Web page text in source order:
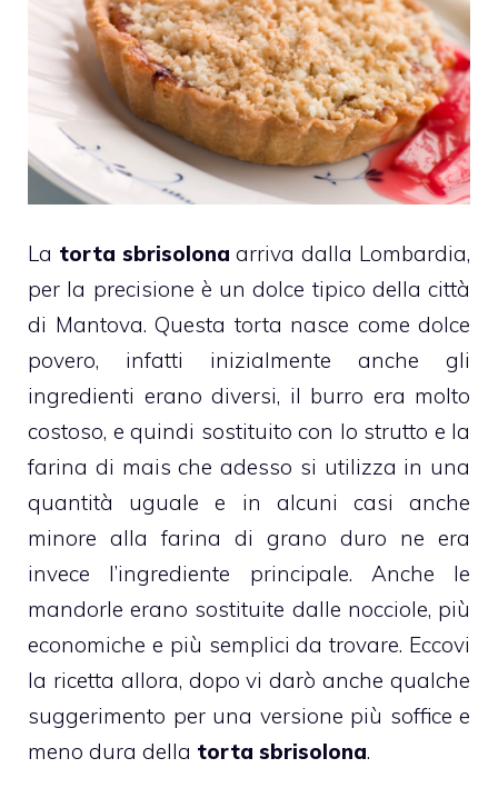
La torta sbrisolona arriva dalla Lombardia,
per la precisione è un dolce tipico della città
di Mantova. Questa torta nasce come dolce
povero, infatti inizialmente anche gli
ingredienti erano diversi, il burro era molto
costoso, e quindi sostituito con lo strutto e la
farina di mais che adesso si utilizza in una
quantità uguale e in alcuni casi anche
minore alla farina di grano duro ne era
invece l’ingrediente principale. Anche le
mandorle erano sostituite dalle nocciole, più
economiche e più semplici da trovare. Eccovi
la ricetta allora, dopo vi darò anche qualche
suggerimento per una versione più soffice e
meno dura della torta sbrisolona.